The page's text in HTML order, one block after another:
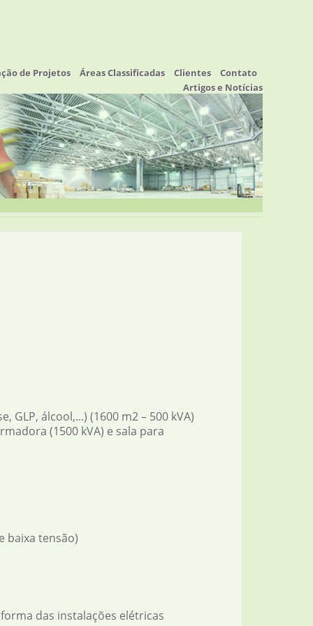
de Projetos Áreas Classificadas Clientes
Contato
Artigos e Notícias
álcool,...) (1600 m2 – 500 kVA)
(1500 kVA) e sala para
baixa tensão)
das instalações elétricas